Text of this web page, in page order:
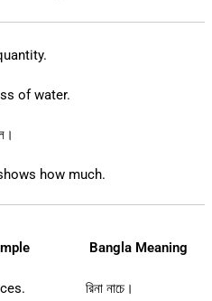
of water.
how much.
Bangla Meaning
রিনা নাচে।